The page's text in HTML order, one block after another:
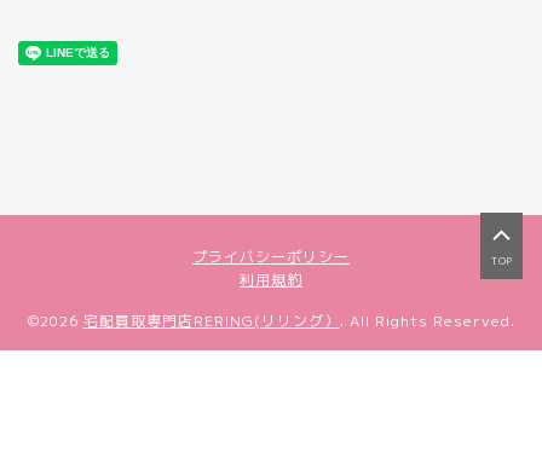
プライバシーポリシー
利用規約
TOP
©2026 宅配買取専門店RERING(リリング） . All Rights Reserved.